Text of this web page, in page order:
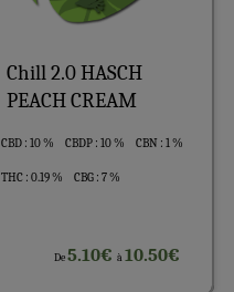
Chill 2.0 HASCH
PEACH CREAM
CBD : 10 % CBDP : 10 % CBN : 1 %
THC : 0.19 % CBG : 7 %
De5.10€ à10.50€